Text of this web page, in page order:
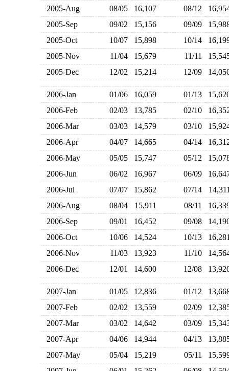
2005-Aug
08/05 16,107 08/12
2005-Sep
09/02 15,156 09/09
2005-Oct
10/07 15,898 10/14
2005-Nov
11/04 15,679 11/11
2005-Dec
12/02 15,214 12/09
2006-Jan 01/06 16,059 01/13
2006-Feb
02/03 13,785 02/10
2006-Mar
03/03 14,579 03/10
2006-Apr
04/07 14,665 04/14
2006-May
05/05 15,747 05/12
2006-Jun
06/02 16,967 06/09
2006-Jul
07/07 15,862 07/14
2006-Aug
08/04 15,911 08/11
2006-Sep
09/01 16,452 09/08
2006-Oct
10/06 14,524 10/13
2006-Nov
11/03 13,923 11/10
2006-Dec
12/01 14,600 12/08
2007-Jan 01/05 12,836 01/12
2007-Feb
02/02 13,559 02/09
2007-Mar
03/02 14,642 03/09
2007-Apr
04/06 14,944 04/13
2007-May
05/04 15,219 05/11